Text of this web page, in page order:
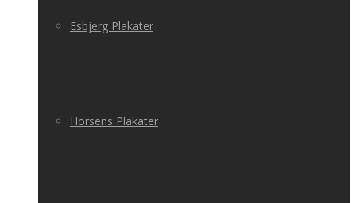
Esbjerg Plakater
Horsens Plakater